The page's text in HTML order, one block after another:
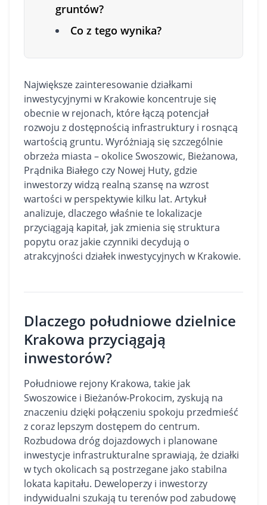
gruntów?
Co z tego wynika?
Największe zainteresowanie działkami
inwestycyjnymi w Krakowie koncentruje się
obecnie w rejonach, które łączą potencjał
rozwoju z dostępnością infrastruktury i rosnącą
wartością gruntu. Wyróżniają się szczególnie
obrzeża miasta – okolice Swoszowic, Bieżanowa,
Prądnika Białego czy Nowej Huty, gdzie
inwestorzy widzą realną szansę na wzrost
wartości w perspektywie kilku lat. Artykuł
analizuje, dlaczego właśnie te lokalizacje
przyciągają kapitał, jak zmienia się struktura
popytu oraz jakie czynniki decydują o
atrakcyjności działek inwestycyjnych w Krakowie.
Dlaczego południowe dzielnice
Krakowa przyciągają
inwestorów?
Południowe rejony Krakowa, takie jak
Swoszowice i Bieżanów-Prokocim, zyskują na
znaczeniu dzięki połączeniu spokoju przedmieść
z coraz lepszym dostępem do centrum.
Rozbudowa dróg dojazdowych i planowane
inwestycje infrastrukturalne sprawiają, że działki
w tych okolicach są postrzegane jako stabilna
lokata kapitału. Deweloperzy i inwestorzy
indywidualni szukają tu terenów pod zabudowę